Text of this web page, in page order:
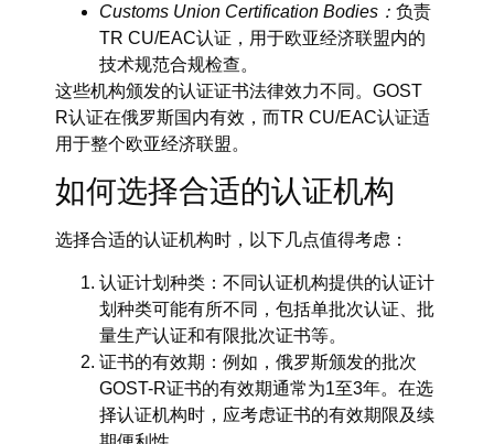
Customs Union Certification Bodies： 负责
TR CU/EAC认证，用于欧亚经济联盟内的
技术规范合规检查。
这些机构颁发的认证证书法律效力不同。GOST
R认证在俄罗斯国内有效，而TR CU/EAC认证适
用于整个欧亚经济联盟。
如何选择合适的认证机构
选择合适的认证机构时，以下几点值得考虑：
认证计划种类： 不同认证机构提供的认证计
划种类可能有所不同，包括单批次认证、批
量生产认证和有限批次证书等。
证书的有效期： 例如，俄罗斯颁发的批次
GOST-R证书的有效期通常为1至3年。在选
择认证机构时，应考虑证书的有效期限及续